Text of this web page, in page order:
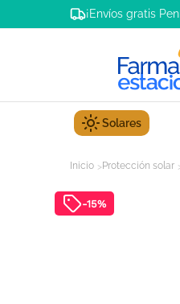
¡Envíos gratis
Solares
Inicio Protección solar
-15%